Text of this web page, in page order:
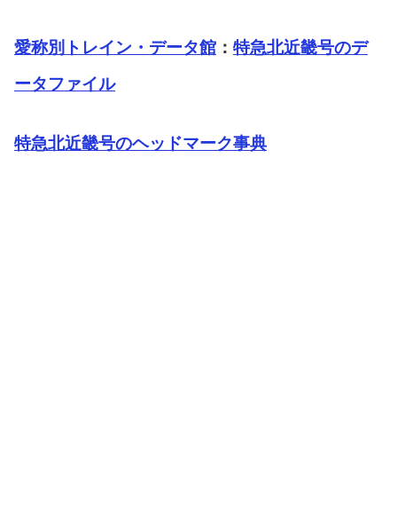
愛称別トレイン・データ館 ： 特急北近畿号のデ
ータファイル
特急北近畿号のヘッドマーク事典